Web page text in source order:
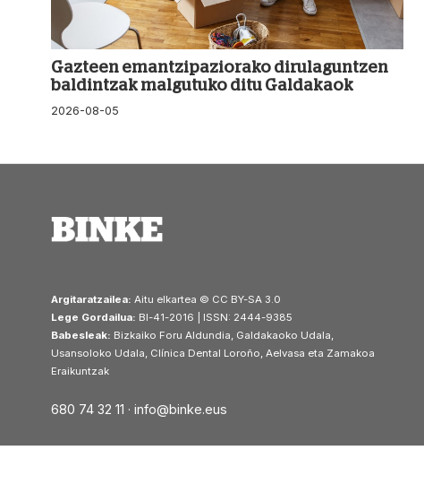
Gazteen emantzipaziorako dirulaguntzen
baldintzak malgutuko ditu Galdakaok
2026-08-05
Argitaratzailea: Aitu elkartea © CC BY-SA 3.0
Lege Gordailua: BI-41-2016 | ISSN: 2444-9385
Babesleak: Bizkaiko Foru Aldundia, Galdakaoko Udala,
Usansoloko Udala, Clínica Dental Loroño, Aelvasa eta Zamakoa
Eraikuntzak
680 74 32 11 · info@binke.eus